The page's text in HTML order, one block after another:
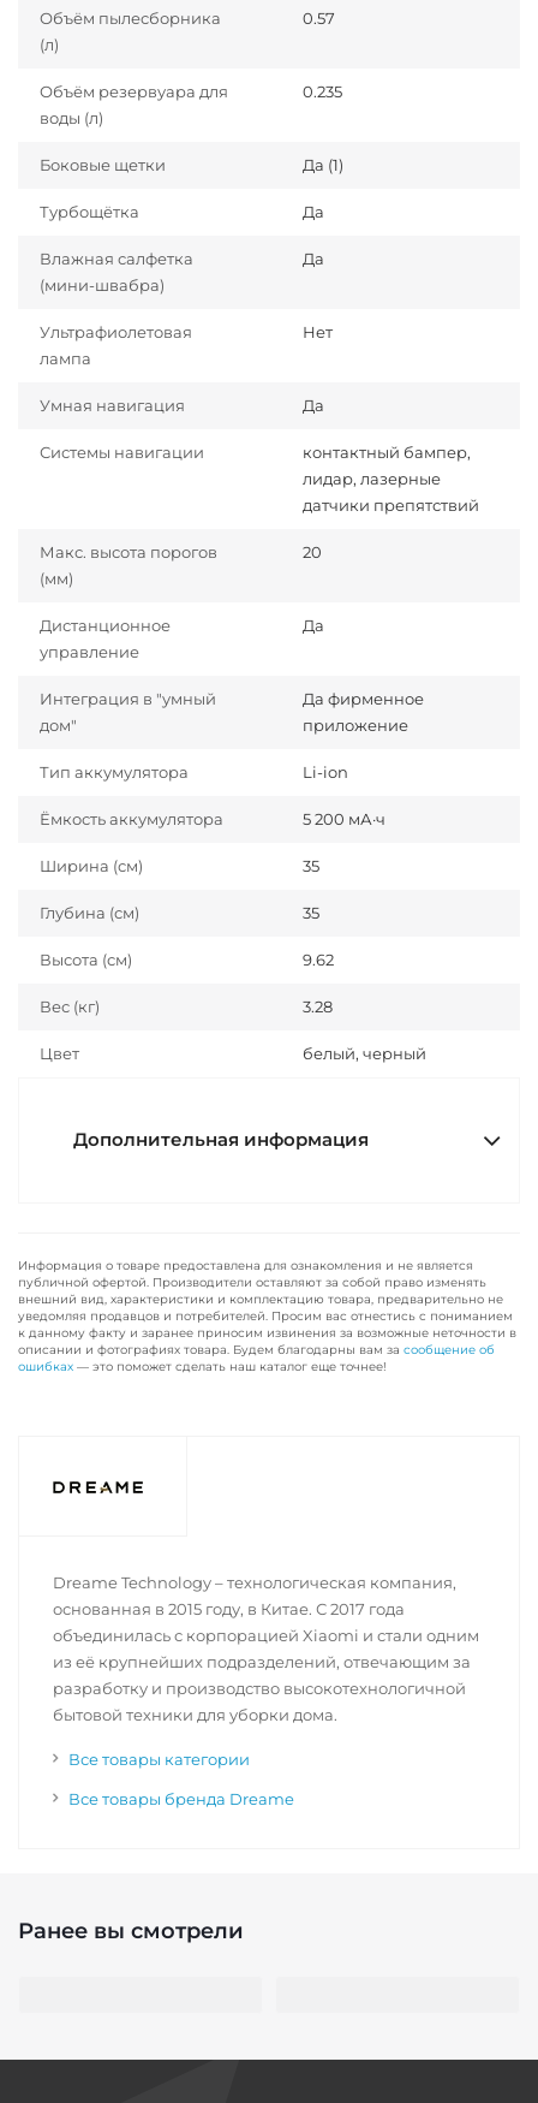
Объём пылесборника
(л)
0.57
Объём резервуара для
воды (л)
0.235
Боковые щетки Да (1)
Турбощётка Да
Влажная салфетка
(мини-швабра)
Да
Ультрафиолетовая
лампа
Нет
Умная навигация Да
Системы навигации
контактный бампер,
лидар, лазерные
датчики препятствий
Макс. высота порогов
(мм)
20
Дистанционное
управление
Да
Интеграция в "умный
дом"
Да фирменное
приложение
Тип аккумулятора Li-ion
Ёмкость аккумулятора 5 200 мА·ч
Ширина (см) 35
Глубина (см) 35
Высота (см) 9.62
Вес (кг) 3.28
Цвет белый, черный
Дополнительная информация
Информация о товаре предоставлена для ознакомления и не является
публичной офертой. Производители оставляют за собой право изменять
внешний вид, характеристики и комплектацию товара, предварительно не
уведомляя продавцов и потребителей. Просим вас отнестись с пониманием
к данному факту и заранее приносим извинения за возможные неточности в
описании и фотографиях товара. Будем благодарны вам за сообщение об
ошибках — это поможет сделать наш каталог еще точнее!
Dreame Technology – технологическая компания,
основанная в 2015 году, в Китае. С 2017 года
объединилась с корпорацией Xiaomi и стали одним
из её крупнейших подразделений, отвечающим за
разработку и производство высокотехнологичной
бытовой техники для уборки дома.
Все товары категории
Все товары бренда Dreame
Ранее вы смотрели